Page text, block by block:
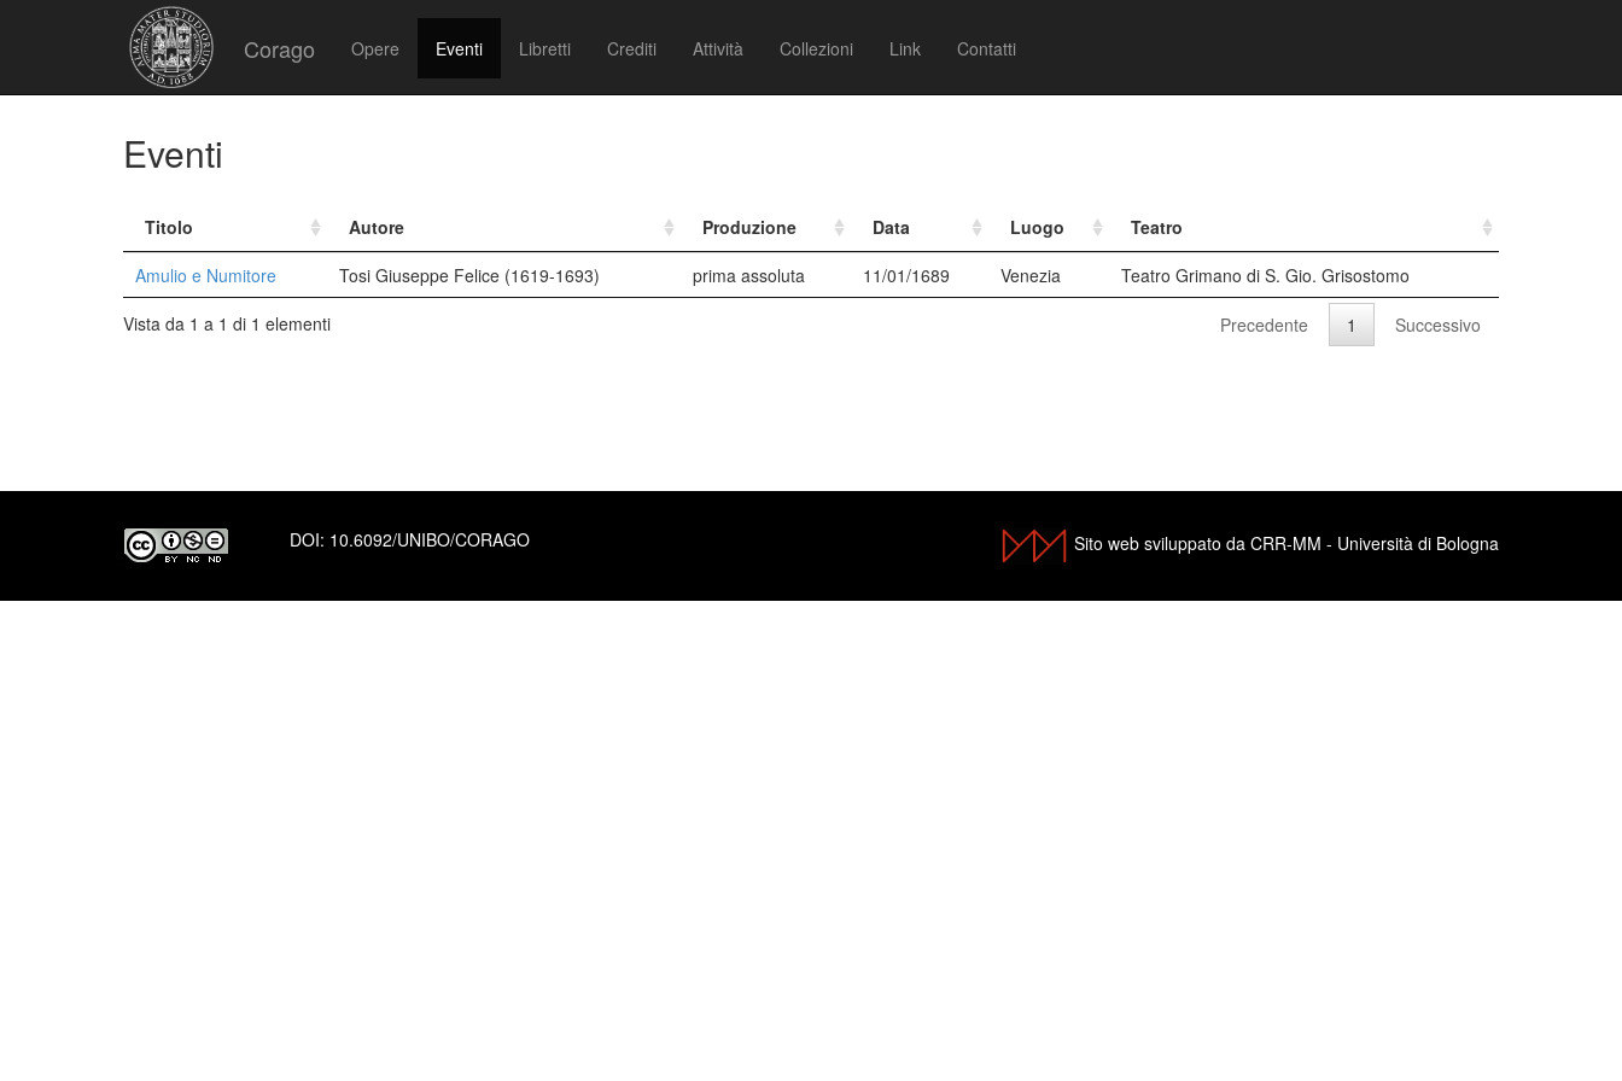
Corago Opere Eventi Libretti Crediti Attività Collezioni Link Contatti
Eventi
Titolo Autore Produzione Data Luogo
Teatro
Amulio e Numitore
Tosi Giuseppe Felice (1619-1693) prima assoluta 11/01/1689 Venezia
Teatro Grimano di S. Gio. Grisostomo
Vista da 1 a 1 di 1 elementi
Precedente 1 Successivo
DOI: 10.6092/UNIBO/CORAGO Sito web sviluppato da CRR-MM - Università di Bologna